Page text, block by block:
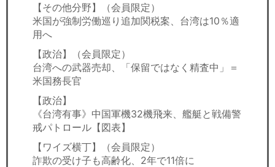
【その他分野】（会員限定）
米国が強制労働巡り追加関税案、台湾は10％適
用へ
【政治】（会員限定）
台湾への武器売却、「保留ではなく精査中」＝
米国務長官
【政治】
《台湾有事》中国軍機32機飛来、艦艇と戦備警
戒パトロール【図表】
【ワイズ横丁】（会員限定）
詐欺の受け子も高齢化、2年で11倍に